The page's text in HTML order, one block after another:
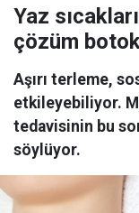
Yaz
çözüm
Aşırı terleme,
etkileyebiliyor.
tedavisinin bu
söylüyor.